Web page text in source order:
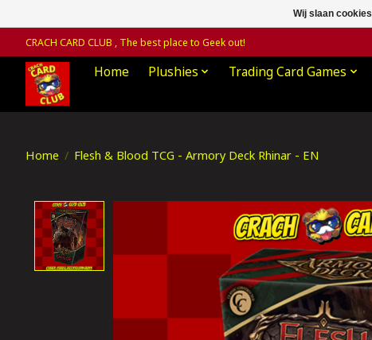
CRACH CARD CLUB , The best place to Geek out!
Home Plushies Trading Card Games
Home / Flesh & Blood TCG - Armory Deck Rhinar - EN
Product image slideshow Items
Wij slaan